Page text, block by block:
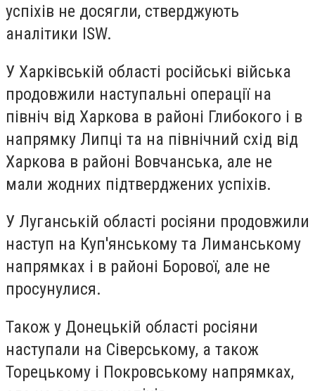
успіхів не досягли, стверджують
аналітики ISW.
У Харківській області російські війська
продовжили наступальні операції на
північ від Харкова в районі Глибокого і в
напрямку Липці та на північний схід від
Харкова в районі Вовчанська, але не
мали жодних підтверджених успіхів.
У Луганській області росіяни продовжили
наступ на Куп'янському та Лиманському
напрямках і в районі Борової, але не
просунулися.
Також у Донецькій області росіяни
наступали на Сіверському, а також
Торецькому і Покровському напрямках,